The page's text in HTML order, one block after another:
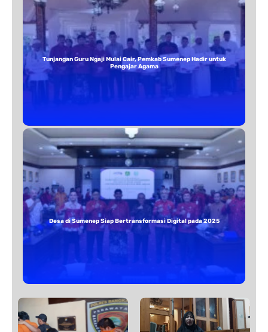
Tunjangan Guru Ngaji Mulai Cair, Pemkab Sumenep Hadir untuk
Pengajar Agama
Desa di Sumenep Siap Bertransformasi Digital pada 2025